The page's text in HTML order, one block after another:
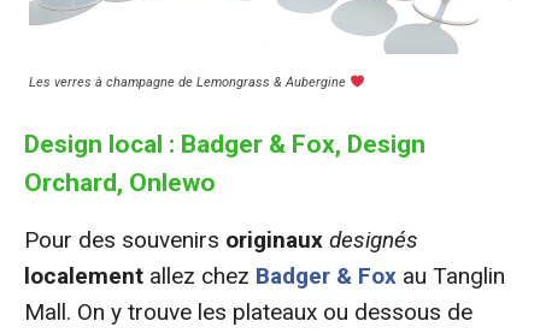
Les verres à champagne de Lemongrass & Aubergine
Design local : Badger & Fox, Design
Orchard, Onlewo
Pour des souvenirs originaux designés
localement allez chez Badger & Fox au Tanglin
Mall. On y trouve les plateaux ou dessous de